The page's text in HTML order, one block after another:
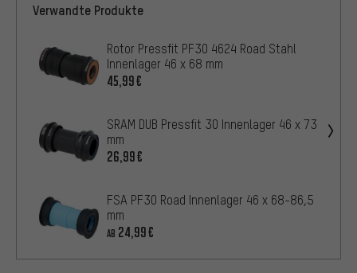
Verwandte Produkte
Rotor Pressfit PF30 4624 Road Stahl
Innenlager 46 x 68 mm
45,99€
SRAM DUB Pressfit 30 Innenlager 46 x 73
mm
26,99€
FSA PF30 Road Innenlager 46 x 68-86,5
mm
AB 24,99€